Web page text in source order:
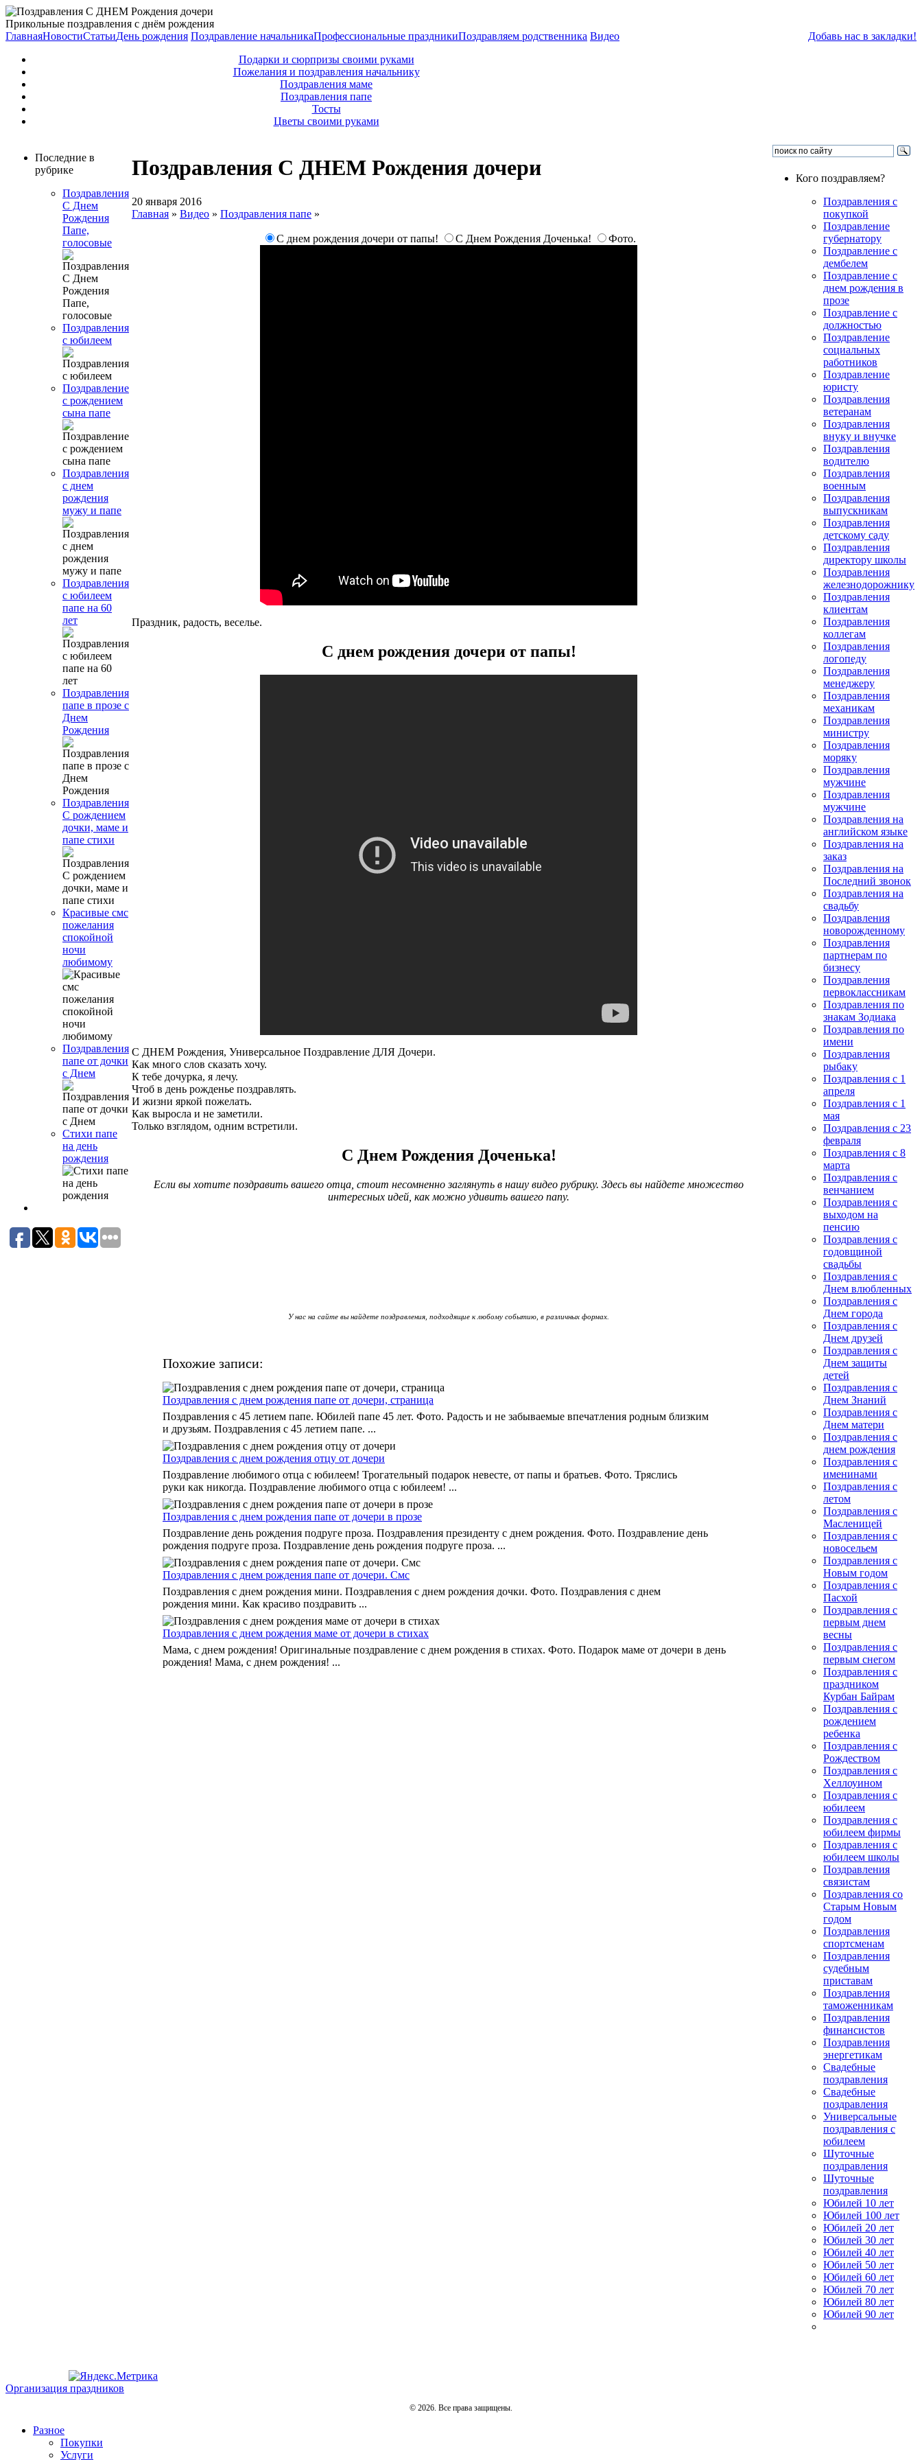
Прикольные поздравления с днём рождения
ГлавнаяНовостиСтатьиДень рождения Поздравление начальникаПрофессиональные праздникиПоздравляем родственника Видео
Подарки и сюрпризы своими руками
Пожелания и поздравления начальнику
Поздравления маме
Поздравления папе
Тосты
Цветы своими руками
Добавь нас в закладки!
Последние в
рубрике
Поздравления
С Днем
Рождения
Папе,
голосовые
Поздравления
с юбилеем
Поздравление
с рождением
сына папе
Поздравления
с днем
рождения
мужу и папе
Поздравления
с юбилеем
папе на 60
лет
Поздравления
папе в прозе с
Днем
Рождения
Поздравления
С рождением
дочки, маме и
папе стихи
Красивые смс
пожелания
спокойной
ночи
любимому
Поздравления
папе от дочки
с Днем
Стихи папе
на день
рождения
Поздравления С ДНЕМ Рождения дочери
20 января 2016
Главная » Видео » Поздравления папе »
С днем рождения дочери от папы! С Днем Рождения Доченька! Фото.
Праздник, радость, веселье.
С днем рождения дочери от папы!
С ДНЕМ Рождения, Универсальное Поздравление ДЛЯ Дочери.
Как много слов сказать хочу.
К тебе дочурка, я лечу.
Чтоб в день рожденье поздравлять.
И жизни яркой пожелать.
Как выросла и не заметили.
Только взглядом, одним встретили.
С Днем Рождения Доченька!
Если вы хотите поздравить вашего отца, стоит несомненно заглянуть в нашу видео рубрику. Здесь вы найдете множество
интересных идей, как можно удивить вашего папу.
У нас на сайте вы найдете поздравления, подходящие к любому событию, в различных формах.
Похожие записи:
Поздравления с днем рождения папе от дочери, страница
Поздравления с 45 летием папе. Юбилей папе 45 лет. Фото. Радость и не забываемые впечатления родным близким
и друзьям. Поздравления с 45 летием папе. ...
Поздравления с днем рождения отцу от дочери
Поздравление любимого отца с юбилеем! Трогательный подарок невесте, от папы и братьев. Фото. Тряслись
руки как никогда. Поздравление любимого отца с юбилеем! ...
Поздравления с днем рождения папе от дочери в прозе
Поздравление день рождения подруге проза. Поздравления президенту с днем рождения. Фото. Поздравление день
рождения подруге проза. Поздравление день рождения подруге проза. ...
Поздравления с днем рождения папе от дочери. Смс
Поздравления с днем рождения мини. Поздравления с днем рождения дочки. Фото. Поздравления с днем
рождения мини. Как красиво поздравить ...
Поздравления с днем рождения маме от дочери в стихах
Мама, с днем рождения! Оригинальные поздравление с днем рождения в стихах. Фото. Подарок маме от дочери в день
рождения! Мама, с днем рождения! ...
Кого поздравляем?
Поздравления с
покупкой
Поздравление
губернатору
Поздравление с
дембелем
Поздравление с
днем рождения в
прозе
Поздравление с
должностью
Поздравление
социальных
работников
Поздравление
юристу
Поздравления
ветеранам
Поздравления
внуку и внучке
Поздравления
водителю
Поздравления
военным
Поздравления
выпускникам
Поздравления
детскому саду
Поздравления
директору школы
Поздравления
железнодорожнику
Поздравления
клиентам
Поздравления
коллегам
Поздравления
логопеду
Поздравления
менеджеру
Поздравления
механикам
Поздравления
министру
Поздравления
моряку
Поздравления
мужчине
Поздравления
мужчине
Поздравления на
английском языке
Поздравления на
заказ
Поздравления на
Последний звонок
Поздравления на
свадьбу
Поздравления
новорожденному
Поздравления
партнерам по
бизнесу
Поздравления
первоклассникам
Поздравления по
знакам Зодиака
Поздравления по
имени
Поздравления
рыбаку
Поздравления с 1
апреля
Поздравления с 1
мая
Поздравления с 23
февраля
Поздравления с 8
марта
Поздравления с
венчанием
Поздравления с
выходом на
пенсию
Поздравления с
годовщиной
свадьбы
Поздравления с
Днем влюбленных
Поздравления с
Днем города
Поздравления с
Днем друзей
Поздравления с
Днем защиты
детей
Поздравления с
Днем Знаний
Поздравления с
Днем матери
Поздравления с
днем рождения
Поздравления с
именинами
Поздравления с
летом
Поздравления с
Масленицей
Поздравления с
новосельем
Поздравления с
Новым годом
Поздравления с
Пасхой
Поздравления с
первым днем
весны
Поздравления с
первым снегом
Поздравления с
праздником
Курбан Байрам
Поздравления с
рождением
ребенка
Поздравления с
Рождеством
Поздравления с
Хеллоуином
Поздравления с
юбилеем
Поздравления с
юбилеем фирмы
Поздравления с
юбилеем школы
Поздравления
связистам
Поздравления со
Старым Новым
годом
Поздравления
спортсменам
Поздравления
судебным
приставам
Поздравления
таможенникам
Поздравления
финансистов
Поздравления
энергетикам
Свадебные
поздравления
Свадебные
поздравления
Универсальные
поздравления с
юбилеем
Шуточные
поздравления
Шуточные
поздравления
Юбилей 10 лет
Юбилей 100 лет
Юбилей 20 лет
Юбилей 30 лет
Юбилей 40 лет
Юбилей 50 лет
Юбилей 60 лет
Юбилей 70 лет
Юбилей 80 лет
Юбилей 90 лет
Организация праздников
© 2026. Все права защищены.
Разное
Покупки
Услуги